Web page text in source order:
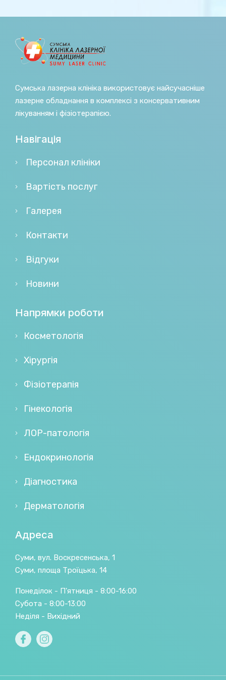
Сумська лазерна клініка використовує найсучасніше
лазерне обладнання в комплексі з консервативним
лікуванням і фізіотерапією.
Навігація
Персонал клініки
Вартість послуг
Галерея
Контакти
Відгуки
Новини
Напрямки роботи
Косметологія
Хірургія
Фізіотерапія
Гінекологія
ЛОР-патологія
Ендокринологія
Діагностика
Дерматологія
Адреса
Суми, вул. Воскресенська, 1
Суми, площа Троїцька, 14
Понеділок - П'ятниця - 8:00-16:00
Субота - 8:00-13:00
Неділя - Вихідний